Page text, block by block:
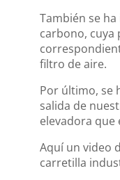
También se
carbono, cuya
filtro de aire.
Por último, se
salida de
elevadora que
Aquí un video
carretilla